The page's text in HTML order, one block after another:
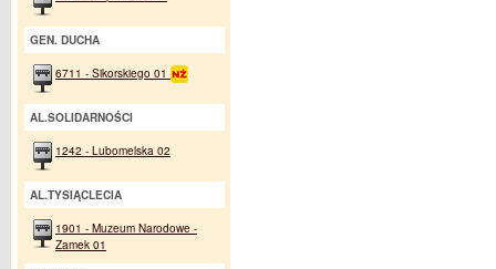
GEN. DUCHA
6711 - Sikorskiego 01
AL.SOLIDARNOŚCI
1242 - Lubomelska 02
AL.TYSIĄCLECIA
1901 - Muzeum Narodowe -
Zamek 01